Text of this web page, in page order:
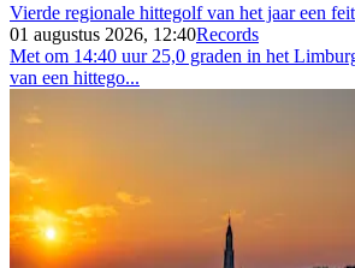
Vierde regionale hittegolf van het jaar een feit
01 augustus 2026, 12:40Records
Met om 14:40 uur 25,0 graden in het
van een hittego...